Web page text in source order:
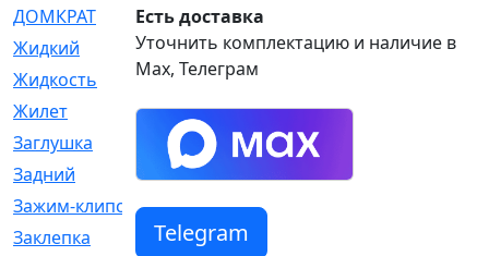
ДОМКРАТ
[1]
Жидкий
[5]
Жидкость
[80]
Жилет
[1]
Заглушка
[21]
Задний
[528]
Зажим-клипса
[1]
Заклепка
[1]
Есть доставка
Уточнить комплектацию и наличие в
Max, Телеграм
Telegram